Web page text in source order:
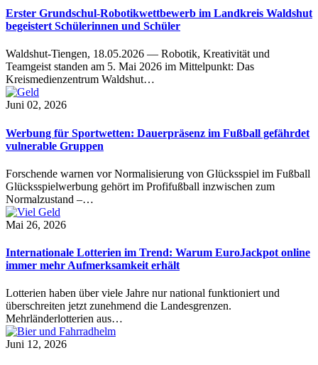
Erster Grundschul-Robotikwettbewerb im Landkreis Waldshut
begeistert Schülerinnen und Schüler
Waldshut-Tiengen, 18.05.2026 — Robotik, Kreativität und
Teamgeist standen am 5. Mai 2026 im Mittelpunkt: Das
Kreismedienzentrum Waldshut…
Juni 02, 2026
Werbung für Sportwetten: Dauerpräsenz im Fußball gefährdet
vulnerable Gruppen
Forschende warnen vor Normalisierung von Glücksspiel im Fußball
Glücksspielwerbung gehört im Profifußball inzwischen zum
Normalzustand –…
Mai 26, 2026
Internationale Lotterien im Trend: Warum EuroJackpot online
immer mehr Aufmerksamkeit erhält
Lotterien haben über viele Jahre nur national funktioniert und
überschreiten jetzt zunehmend die Landesgrenzen.
Mehrländerlotterien aus…
Juni 12, 2026